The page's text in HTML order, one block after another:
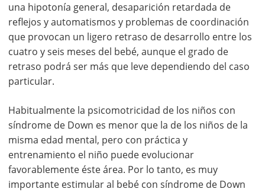
una hipotonía general, desaparición retardada de
reflejos y automatismos y problemas de coordinación
que provocan un ligero retraso de desarrollo entre los
cuatro y seis meses del bebé, aunque el grado de
retraso podrá ser más que leve dependiendo del caso
particular.
Habitualmente la psicomotricidad de los niños con
síndrome de Down es menor que la de los niños de la
misma edad mental, pero con práctica y
entrenamiento el niño puede evolucionar
favorablemente éste área. Por lo tanto, es muy
importante estimular al bebé con síndrome de Down